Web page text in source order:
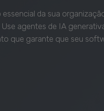
da sua
agentes de IA
que garante que seu